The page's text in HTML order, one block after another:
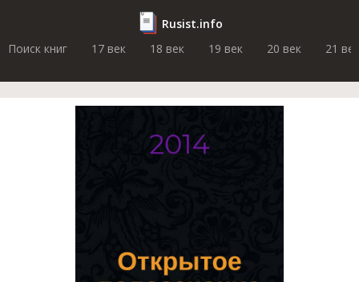
Rusist.info
Поиск книг
17 век 18 век 19 век 20 век 21 век